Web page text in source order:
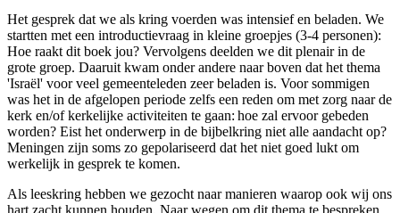
Het gesprek dat we als kring voerden was intensief en beladen. We
startten met een introductievraag in kleine groepjes (3-4 personen):
Hoe raakt dit boek jou? Vervolgens deelden we dit plenair in de
grote groep. Daaruit kwam onder andere naar boven dat het thema
'Israël' voor veel gemeenteleden zeer beladen is. Voor sommigen
was het in de afgelopen periode zelfs een reden om met zorg naar de
kerk en/of kerkelijke activiteiten te gaan: hoe zal ervoor gebeden
worden? Eist het onderwerp in de bijbelkring niet alle aandacht op?
Meningen zijn soms zo gepolariseerd dat het niet goed lukt om
werkelijk in gesprek te komen.
Als leeskring hebben we gezocht naar manieren waarop ook wij ons